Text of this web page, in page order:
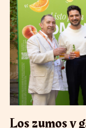
Los zumos y
gazpachos
europeos
ponen
en
valor
su
contribución
en
una
alimentación
variada
equilibrada